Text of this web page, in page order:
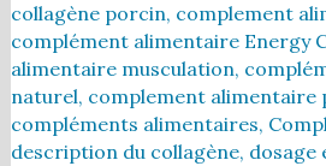
collagène porcin, complement
complément alimentaire Energy
alimentaire musculation,
naturel, complement alimentaire
compléments alimentaires,
description du collagène, dosage